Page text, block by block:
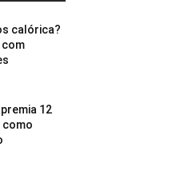
calórica?
12
como